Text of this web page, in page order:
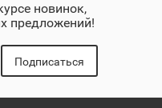
новинок,
предложений!
Подписаться